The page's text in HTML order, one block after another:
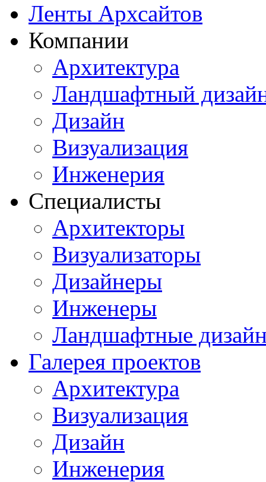
Ленты Архсайтов
Компании
Архитектура
Ландшафтный
Дизайн
Визуализация
Инженерия
Специалисты
Архитекторы
Визуализаторы
Дизайнеры
Инженеры
Ландшафтные
Галерея проектов
Архитектура
Визуализация
Дизайн
Инженерия